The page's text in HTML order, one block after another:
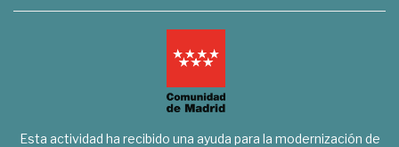
Esta actividad ha recibido una ayuda para la modernización de